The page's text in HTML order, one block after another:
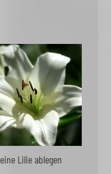
eine Lilie ablegen